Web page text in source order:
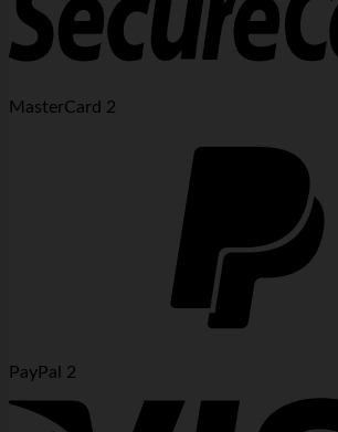
MasterCard 2
PayPal 2